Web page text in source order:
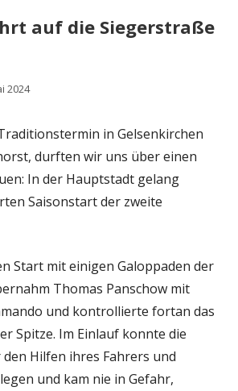
auf die Siegerstraße
2024
in Gelsenkirchen
durften wir uns über einen
In der Hauptstadt gelang
Saisonstart der zweite
Start mit einigen Galoppaden der
Thomas Panschow mit
und kontrollierte fortan das
Spitze. Im Einlauf konnte die
Hilfen ihres Fahrers und
und kam nie in Gefahr,